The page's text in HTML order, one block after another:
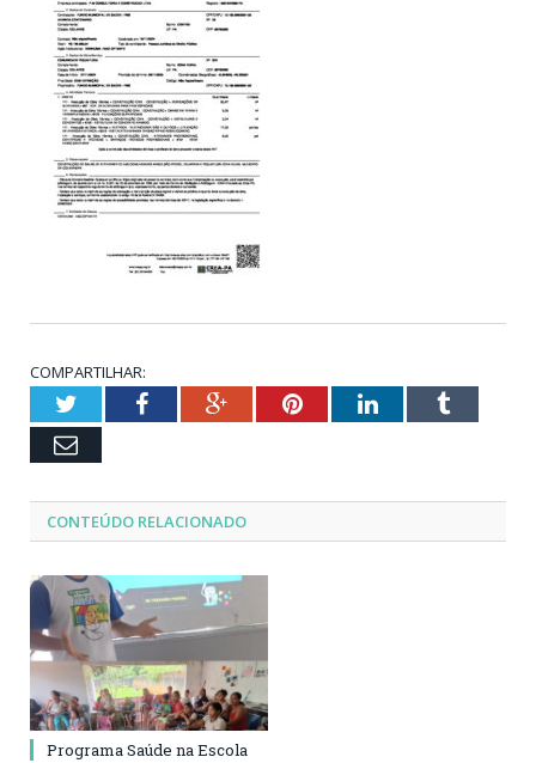
COMPARTILHAR:
TwitterFacebookGoogle+PinterestLinkedInTumblr
Email
CONTEÚDO RELACIONADO
Programa Saúde na Escola